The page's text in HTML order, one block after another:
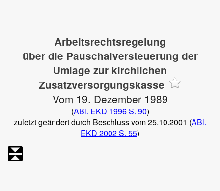
Arbeitsrechtsregelung
über die Pauschalversteuerung der
Umlage zur kirchlichen
Zusatzversorgungskasse
Vom 19. Dezember 1989
(ABl. EKD 1996 S. 90)
zuletzt geändert durch Beschluss vom 25.10.2001 (ABl.
EKD 2002 S. 55)